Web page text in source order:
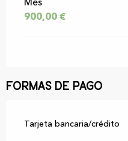
Mes
900,00 €
Formas de pago
Tarjeta bancaria/crédito